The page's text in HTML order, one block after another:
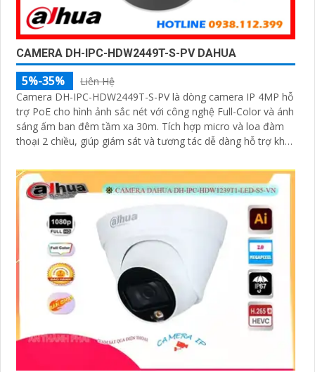
CAMERA DH-IPC-HDW2449T-S-PV DAHUA
5%-35%
Liên Hệ
Camera DH-IPC-HDW2449T-S-PV là dòng camera IP 4MP hỗ
trợ PoE cho hình ảnh sắc nét với công nghệ Full-Color và ánh
sáng ấm ban đêm tầm xa 30m. Tích hợp micro và loa đàm
thoại 2 chiều, giúp giám sát và tương tác dễ dàng hỗ trợ khe